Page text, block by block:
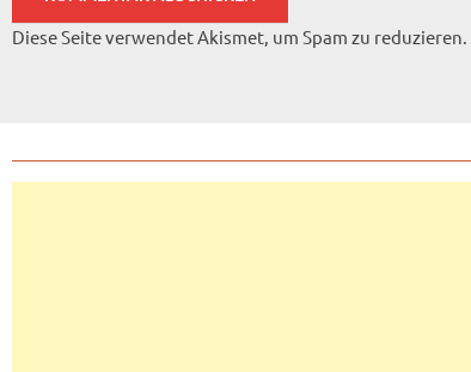
Diese Seite verwendet Akismet, um Spam zu reduzieren.